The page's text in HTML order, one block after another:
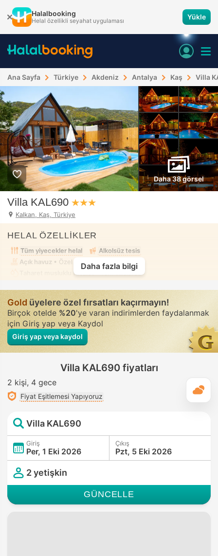
Halalbooking
Helal özellikli seyahat uygulaması Yükle
Ana Sayfa Türkiye Akdeniz Antalya Kaş Villa
Daha 38 görsel
Villa KAL690
Kalkan, Kaş, Türkiye
HELAL ÖZELLİKLER
Tüm yiyecekler helal
Alkolsüz tesis
Açık havuz • Özel • Tamamen korunaklı
Taharet musluklu tuvalet
• Tüm villalarda
Daha fazla bilgi
Goldüyelere özel fırsatları kaçırmayın!
Birçok otelde%20'ye varan indirimlerden faydalanmak
için Giriş yap veya Kaydol
Giriş yap veya kaydol
Villa KAL690 fiyatları
2 kişi 4 gece
Fiyat Eşitlemesi Yapıyoruz
Villa KAL690
Giriş
Per, 1 Eki 2026
Çıkış
Pzt, 5 Eki 2026
2 yetişkin
GÜNCELLE